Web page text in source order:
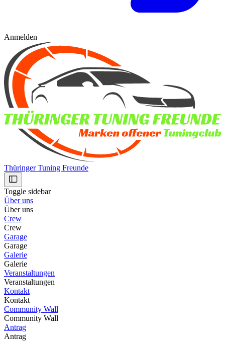
Anmelden
Thüringer Tuning Freunde
Toggle sidebar
Über uns
Über uns
Crew
Crew
Garage
Garage
Galerie
Galerie
Veranstaltungen
Veranstaltungen
Kontakt
Kontakt
Community Wall
Community Wall
Antrag
Antrag